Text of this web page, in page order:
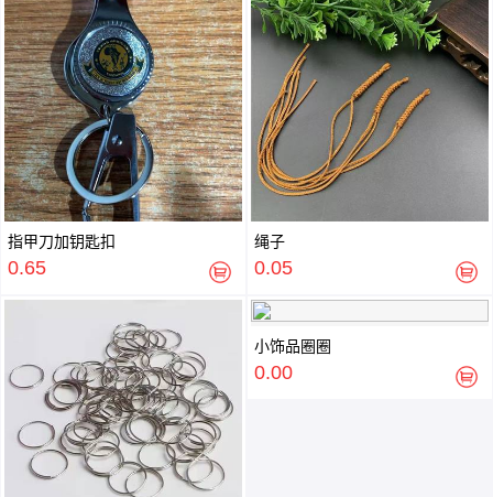
指甲刀加钥匙扣
0.65
绳子
0.05
小饰品圈圈
0.00